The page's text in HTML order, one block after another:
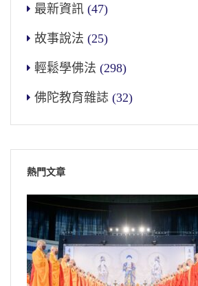
最新資訊 (47)
故事說法 (25)
輕鬆學佛法 (298)
佛陀教育雜誌 (32)
熱門文章